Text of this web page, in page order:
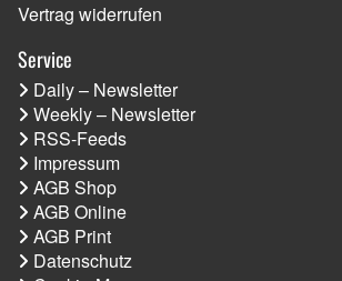
Vertrag widerrufen
Service
Daily – Newsletter
Weekly – Newsletter
RSS-Feeds
Impressum
AGB Shop
AGB Online
AGB Print
Datenschutz